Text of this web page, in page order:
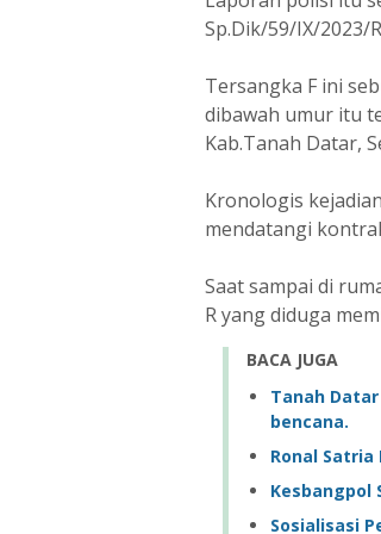
Sp.Dik/59/IX/2023/
Tersangka F ini
dibawah umur itu
Kab.Tanah Datar,
Kronologis
mendatangi
Saat sampai di
R yang diduga
BACA JUGA
Tanah
bencana.
Ronal Satria
Kesbangpol
Sosialisasi